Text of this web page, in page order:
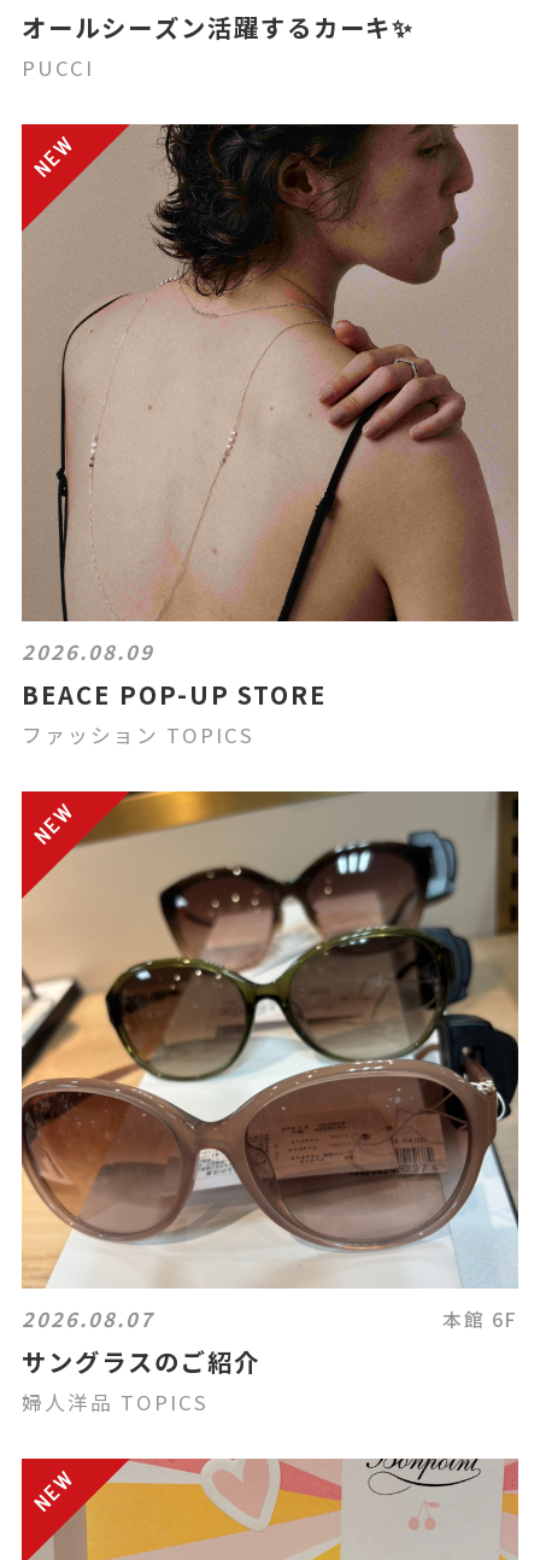
オールシーズン活躍するカーキ✨️
PUCCI
2026.08.09
BEACE POP-UP STORE
ファッション TOPICS
2026.08.07 本館 6F
サングラスのご紹介
婦人洋品 TOPICS